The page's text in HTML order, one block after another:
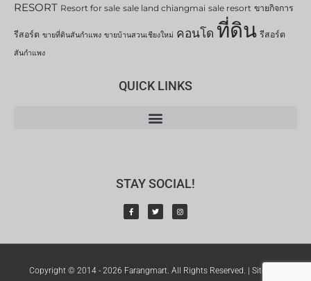
RESORT Resort for sale sale land chiangmai sale resort ขายกิจการ
รีสอร์ต ขายที่ดินสันกำแพง ขายบ้านสวนเชียงใหม่ คอนโด ที่ดิน รีสอร์ต
สันกำแพง
QUICK LINKS
STAY SOCIAL!
Copyright © 2014 - 2026 Farangmart. All Rights Reserved. | Sitemap